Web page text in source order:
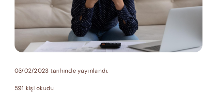
03/02/2023 tarihinde yayınlandı.
591 kişi okudu